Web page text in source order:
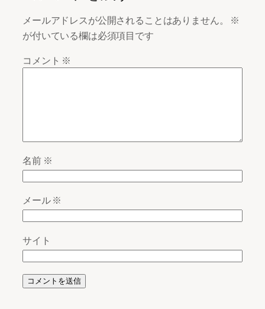
メールアドレスが公開されることはありません。
※
が付いている欄は必須項目です
コメント ※
名前 ※
メール※
サイト